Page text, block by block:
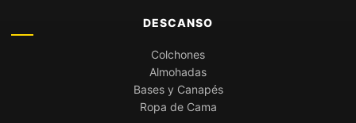
DESCANSO
Colchones
Almohadas
Bases y Canapés
Ropa de Cama